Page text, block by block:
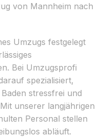
von Mannheim nach
Umzugs festgelegt
Bei Umzugsprofi
spezialisiert,
stressfrei und
unserer langjährigen
Personal stellen
abläuft.